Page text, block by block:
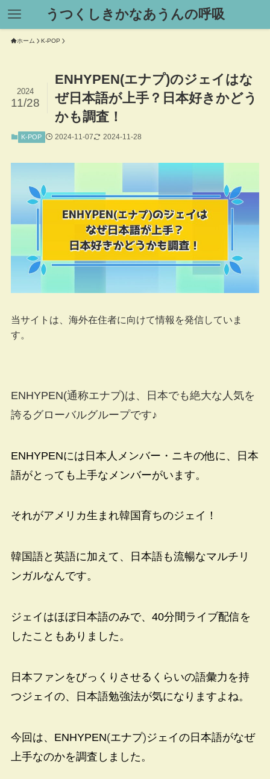
うつくしきかなあうんの呼吸
ホーム K-POP
ENHYPEN(エナプ)のジェイはな
ぜ日本語が上手？日本好きかどう
かも調査！
2024
11/28
K-POP 2024-11-07 2024-11-28
当サイトは、海外在住者に向けて情報を発信していま
す。
ENHYPEN(通称エナプ)は、日本でも絶大な人気を
誇るグローバルグループです♪
ENHYPENには日本人メンバー・ニキの他に、日本
語がとっても上手なメンバーがいます。
それがアメリカ生まれ韓国育ちのジェイ！
韓国語と英語に加えて、日本語も流暢なマルチリ
ンガルなんです。
ジェイはほぼ日本語のみで、40分間ライブ配信を
したこともありました。
日本ファンをびっくりさせるくらいの語彙力を持
つジェイの、日本語勉強法が気になりますよね。
今回は、ENHYPEN(エナプ)ジェイの日本語がなぜ
上手なのかを調査しました。